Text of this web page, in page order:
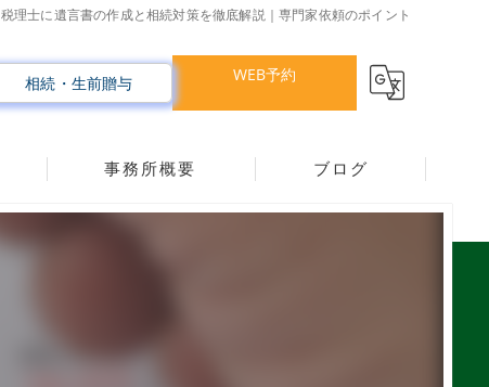
税理士に遺言書の作成と相続対策を徹底解説｜専門家依頼のポイント
相続・生前贈与 WEB予約
事務所概要 ブログ